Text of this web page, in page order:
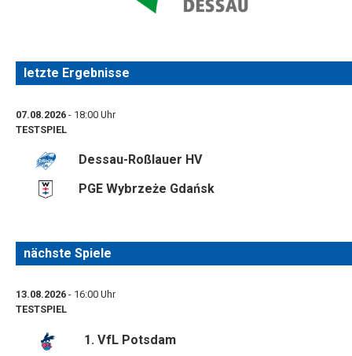
letzte Ergebnisse
07.08.2026 - 18:00 Uhr
TESTSPIEL
Dessau-Roßlauer HV
PGE Wybrzeże Gdańsk
nächste Spiele
13.08.2026 - 16:00 Uhr
TESTSPIEL
1. VfL Potsdam